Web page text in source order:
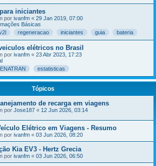
iniciantes
por ivanfm « 29 Jan 2019, 07:00
Básicas
regeneracao iniciantes guia bateria
elétricos no Brasil
por ivanfm « 23 Abr 2023, 17:23
estatisticas
Tópicos
de recarga em viagens
por Jose187 « 12 Jun 2026, 03:14
Elétrico em Viagens - Resumo
por ivanfm « 03 Jun 2026, 08:20
Kia EV3 - Hertz Grecia
por ivanfm « 03 Jun 2026, 06:50